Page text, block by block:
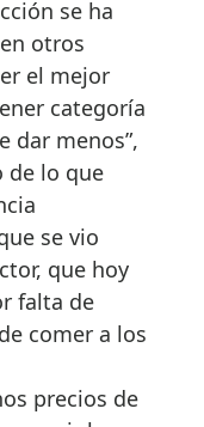
se ha
otros
el mejor
categoría
dar menos”,
de lo que
se vio
que hoy
falta de
comer a los
precios de